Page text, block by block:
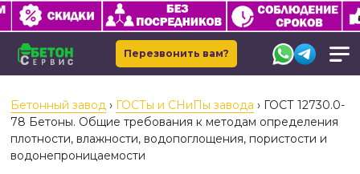
Перезвонить вам?
Бетонный завод › ГОСТы и СНиПы завода › ГОСТ 12730.0-
78 Бетоны. Общие требования к методам определения
плотности, влажности, водопоглощения, пористости и
водонепроницаемости